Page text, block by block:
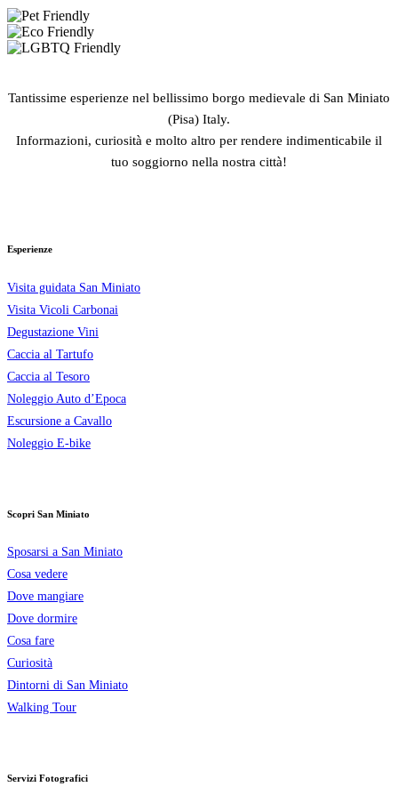
Tantissime esperienze nel bellissimo borgo medievale di San Miniato
(Pisa) Italy.
Informazioni, curiosità e molto altro per rendere indimenticabile il
tuo soggiorno nella nostra città!
Esperienze
Visita guidata San Miniato
Visita Vicoli Carbonai
Degustazione Vini
Caccia al Tartufo
Caccia al Tesoro
Noleggio Auto d’Epoca
Escursione a Cavallo
Noleggio E-bike
Scopri San Miniato
Sposarsi a San Miniato
Cosa vedere
Dove mangiare
Dove dormire
Cosa fare
Curiosità
Dintorni di San Miniato
Walking Tour
Servizi Fotografici